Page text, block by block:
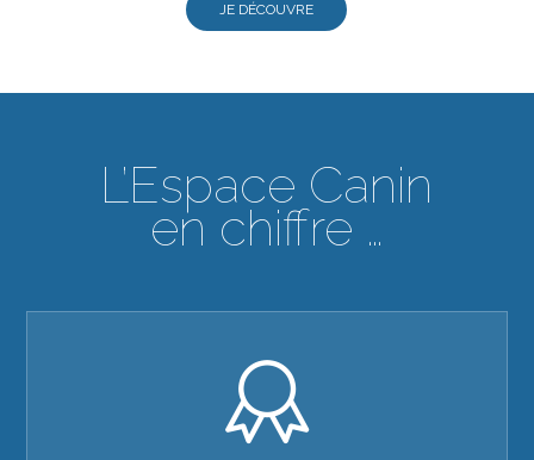
JE DÉCOUVRE
L’Espace Canin
en chiffre …